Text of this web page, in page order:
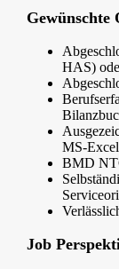
HAS)
MS-
BMD
Job